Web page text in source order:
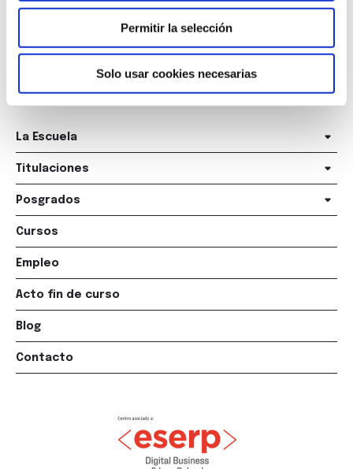
Permitir la selección
Solo usar cookies necesarias
+34 981 235 265
+34 698 198 265
escuela@marcelomacias.com
La Escuela
Titulaciones
Posgrados
Cursos
Empleo
Acto fin de curso
Blog
Contacto